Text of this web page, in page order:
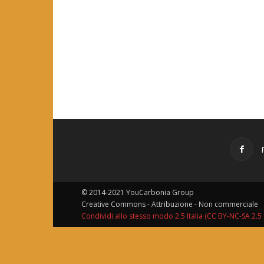
© 2014-2021 YouCarbonia Group
Creative Commons - Attribuzione - Non commerciale
Condividi allo stesso modo 2.5 Italia (CC BY-NC-SA 2.5